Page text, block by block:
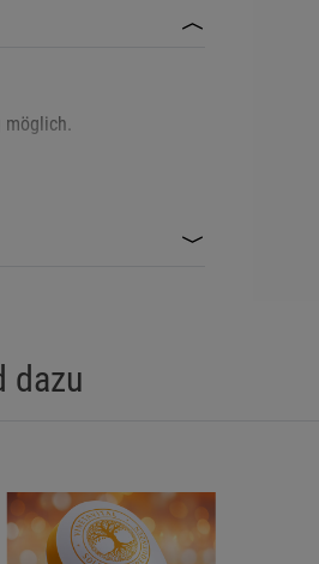
möglich.
oder
dazu
Statistik Cookies